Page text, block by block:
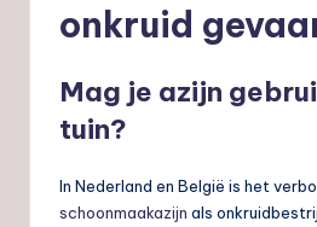
onkruid
Mag je azijn
tuin?
In Nederland en België is het
schoonmaakazijn als